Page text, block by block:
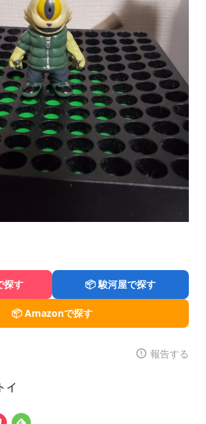
探す 📦 駿河屋で探す
📦 Amazonで探す
報告する
イ